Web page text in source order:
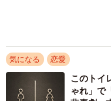
は、性的な領域よりも
に集中する傾向が確認さ
気になる 恋愛
このトイ
ゃれ」で